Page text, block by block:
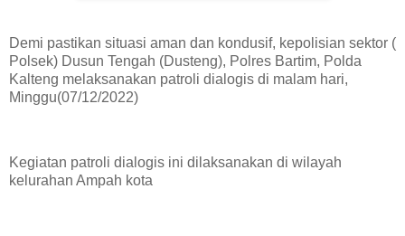
Demi pastikan situasi aman dan kondusif, kepolisian sektor (
Polsek) Dusun Tengah (Dusteng), Polres Bartim, Polda
Kalteng melaksanakan patroli dialogis di malam hari,
Minggu(07/12/2022)
Kegiatan patroli dialogis ini dilaksanakan di wilayah
kelurahan Ampah kota